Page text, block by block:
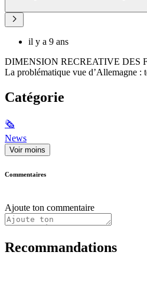
il y a 9 ans
DIMENSION RECREATIVE DES
La problématique vue d’Allemagne :
Catégorie
🗞
News
Voir moins
Commentaires
Ajoute ton commentaire
Recommandations